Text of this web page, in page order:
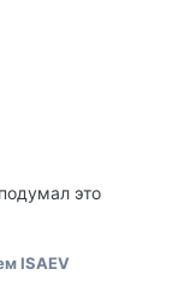
это
ISAEV